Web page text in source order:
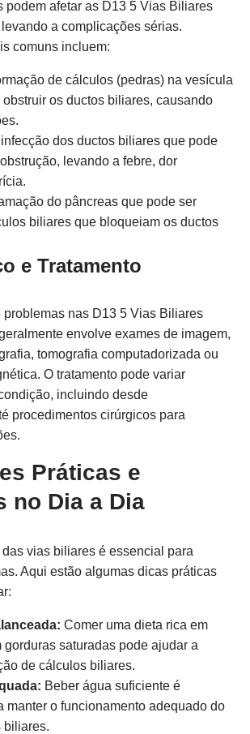
podem afetar as D13 5 Vias Biliares
a complicações sérias.
comuns incluem:
de cálculos (pedras) na vesícula
os ductos biliares, causando
dos ductos biliares que pode
levando a febre, dor
do pâncreas que pode ser
biliares que bloqueiam os ductos
e Tratamento
problemas nas D13 5 Vias Biliares
envolve exames de imagem,
tomografia computadorizada ou
O tratamento pode variar
incluindo desde
procedimentos cirúrgicos para
Práticas e
no Dia a Dia
vias biliares é essencial para
Aqui estão algumas dicas práticas
Comer uma dieta rica em
gorduras saturadas pode ajudar a
de cálculos biliares.
Beber água suficiente é
manter o funcionamento adequado do
biliares.